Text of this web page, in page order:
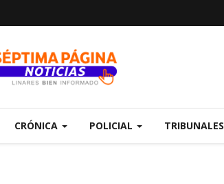
CRÓNICA POLICIAL TRIBUNALES